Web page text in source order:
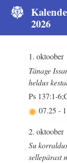
2026
1. oktoober
Tänage
heldus
Ps 137:1-
07.25-
2. oktoober
Su
sellepärast